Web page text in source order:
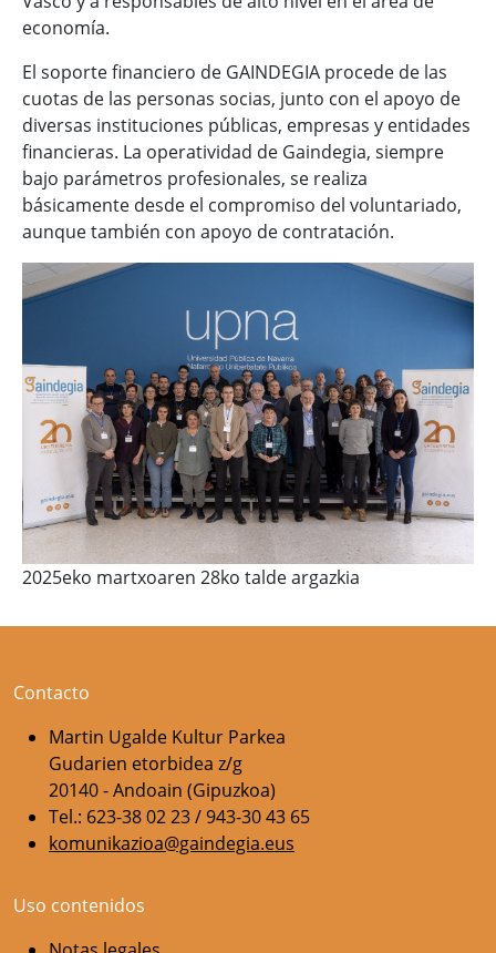
economía.
El soporte financiero de GAINDEGIA procede de las
cuotas de las personas socias, junto con el apoyo de
diversas instituciones públicas, empresas y entidades
financieras. La operatividad de Gaindegia, siempre
bajo parámetros profesionales, se realiza
básicamente desde el compromiso del voluntariado,
aunque también con apoyo de contratación.
2025eko martxoaren 28ko talde argazkia
Contacto
Martin Ugalde Kultur Parkea
Gudarien etorbidea z/g
20140 - Andoain (Gipuzkoa)
Tel.: 623-38 02 23 / 943-30 43 65
komunikazioa@gaindegia.eus
Uso contenidos